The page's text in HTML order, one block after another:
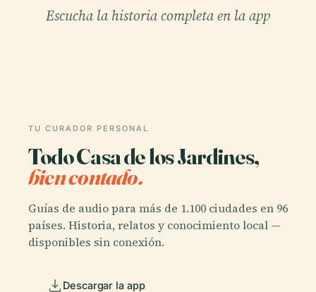
Escucha la historia completa en la app
TU CURADOR PERSONAL
Todo Casa de los Jardines,
bien contado.
Guías de audio para más de 1.100 ciudades en 96
países. Historia, relatos y conocimiento local —
disponibles sin conexión.
Descargar la app